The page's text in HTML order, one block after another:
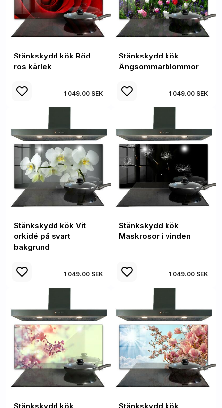
Stänkskydd kök Röd
ros kärlek
1 049.00 SEK
Stänkskydd kök
Ängsommarblommor
1 049.00 SEK
Stänkskydd kök Vit
orkidé på svart
bakgrund
1 049.00 SEK
Stänkskydd kök
Maskrosor i vinden
1 049.00 SEK
Stänkskydd kök
Stänkskydd kök